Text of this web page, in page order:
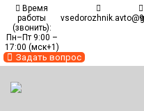
Время
работы
(звонить):
Пн–Пт 9:00 –
17:00 (мск+1)
Задать вопрос